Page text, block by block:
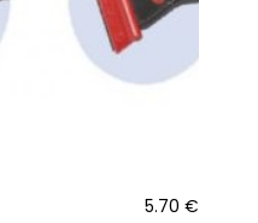
5.70 €